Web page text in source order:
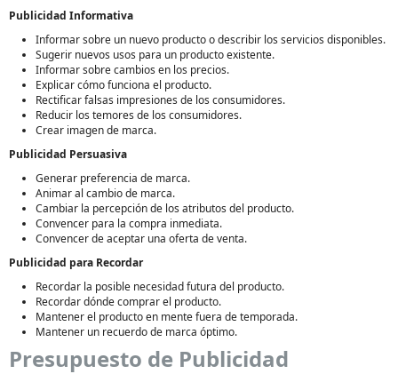
Publicidad Informativa
Informar sobre un nuevo producto o describir los servicios disponibles.
Sugerir nuevos usos para un producto existente.
Informar sobre cambios en los precios.
Explicar cómo funciona el producto.
Rectificar falsas impresiones de los consumidores.
Reducir los temores de los consumidores.
Crear imagen de marca.
Publicidad Persuasiva
Generar preferencia de marca.
Animar al cambio de marca.
Cambiar la percepción de los atributos del producto.
Convencer para la compra inmediata.
Convencer de aceptar una oferta de venta.
Publicidad para Recordar
Recordar la posible necesidad futura del producto.
Recordar dónde comprar el producto.
Mantener el producto en mente fuera de temporada.
Mantener un recuerdo de marca óptimo.
Presupuesto de Publicidad